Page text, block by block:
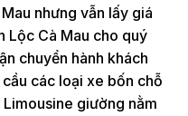
nhưng vẫn lấy giá
Lộc Cà Mau cho quý
chuyển hành khách
các loại xe bốn chỗ
giường nằm